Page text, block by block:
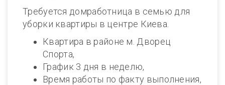
Требуется домработница в семью для
уборки квартиры в центре Киева.
Квартира в районе м. Дворец
Спорта,
График 3 дня в неделю,
Время работы по факту выполнения,